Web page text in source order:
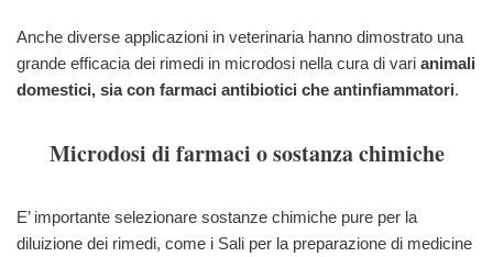
Anche diverse applicazioni in veterinaria hanno dimostrato una
grande efficacia dei rimedi in microdosi nella cura di vari animali
domestici, sia con farmaci antibiotici che antinfiammatori.
Microdosi di farmaci o sostanza chimiche
E’ importante selezionare sostanze chimiche pure per la
diluizione dei rimedi, come i Sali per la preparazione di medicine